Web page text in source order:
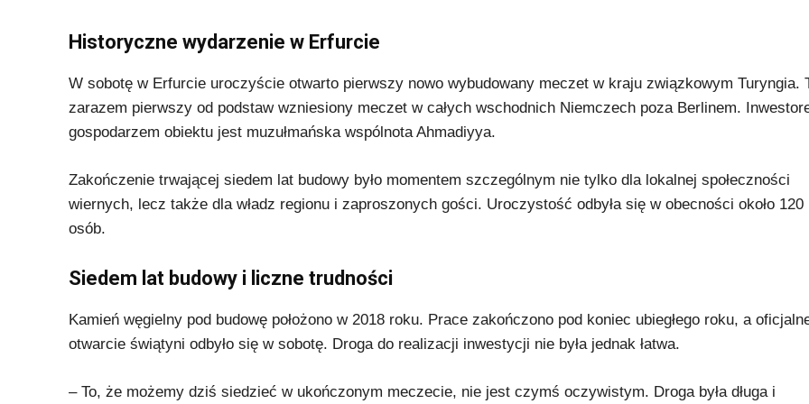
Historyczne wydarzenie w Erfurcie
W sobotę w Erfurcie uroczyście otwarto pierwszy nowo wybudowany meczet w kraju związkowym Turyngia.
zarazem pierwszy od podstaw wzniesiony meczet w całych wschodnich Niemczech poza Berlinem.
gospodarzem obiektu jest muzułmańska wspólnota Ahmadiyya.
Zakończenie trwającej siedem lat budowy było momentem szczególnym nie tylko dla lokalnej społeczności
wiernych, lecz także dla władz regionu i zaproszonych gości. Uroczystość odbyła się w obecności około 120
osób.
Siedem lat budowy i liczne trudności
Kamień węgielny pod budowę położono w 2018 roku. Prace zakończono pod koniec ubiegłego roku, a
otwarcie świątyni odbyło się w sobotę. Droga do realizacji inwestycji nie była jednak łatwa.
– To, że możemy dziś siedzieć w ukończonym meczecie, nie jest czymś oczywistym. Droga była długa i